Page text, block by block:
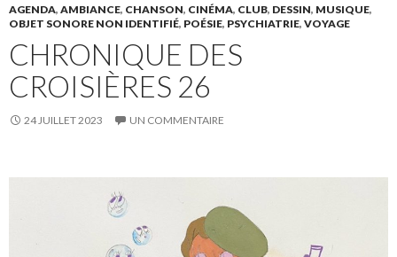
AGENDA, AMBIANCE, CHANSON, CINÉMA, CLUB, DESSIN, MUSIQUE,
OBJET SONORE NON IDENTIFIÉ, POÉSIE, PSYCHIATRIE, VOYAGE
CHRONIQUE DES
CROISIÈRES 26
24 JUILLET 2023 UN COMMENTAIRE